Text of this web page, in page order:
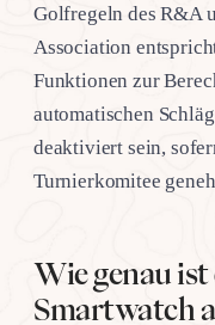
Golfregeln des R&A
Association
Funktionen zur
automatischen
deaktiviert sein,
Turnierkomitee
Wie genau ist
Smartwatch